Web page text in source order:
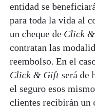
entidad se
para toda la vida al
un cheque de Click
contratan las
reembolso. En el
Click & Gift será de
el seguro esos
clientes recibirán un